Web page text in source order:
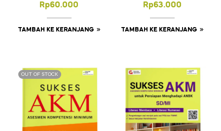
Rp60.000
TAMBAH KE KERANJANG
Rp63.000
TAMBAH KE KERANJANG
OUT OF STOCK